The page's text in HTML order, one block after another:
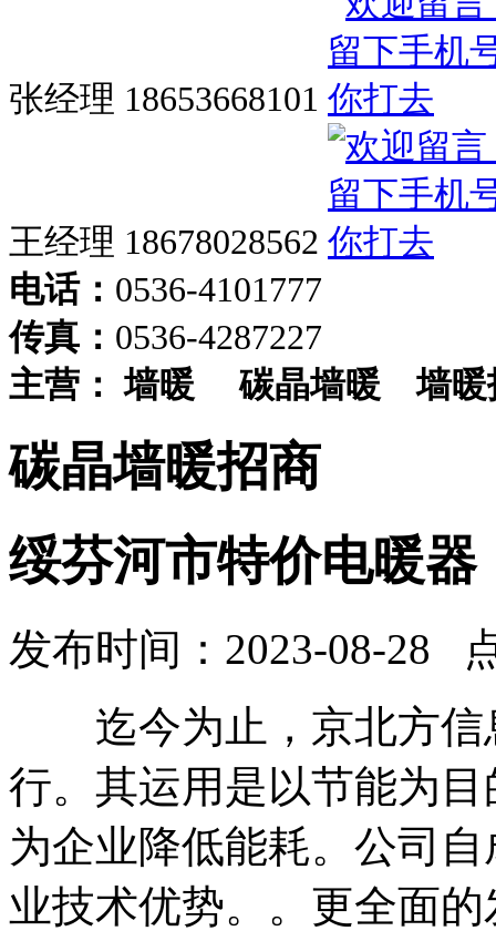
张经理 18653668101
王经理 18678028562
电话： 0536-4101777
传真： 0536-4287227
主营： 墙暖碳晶墙暖墙暖
碳晶墙暖招商
绥芬河市特价电暖器
发布时间：2023-08-28
迄今为止，京北方信
行。其运用是以节能为
为企业降低能耗。公司
业技术优势。。更全面